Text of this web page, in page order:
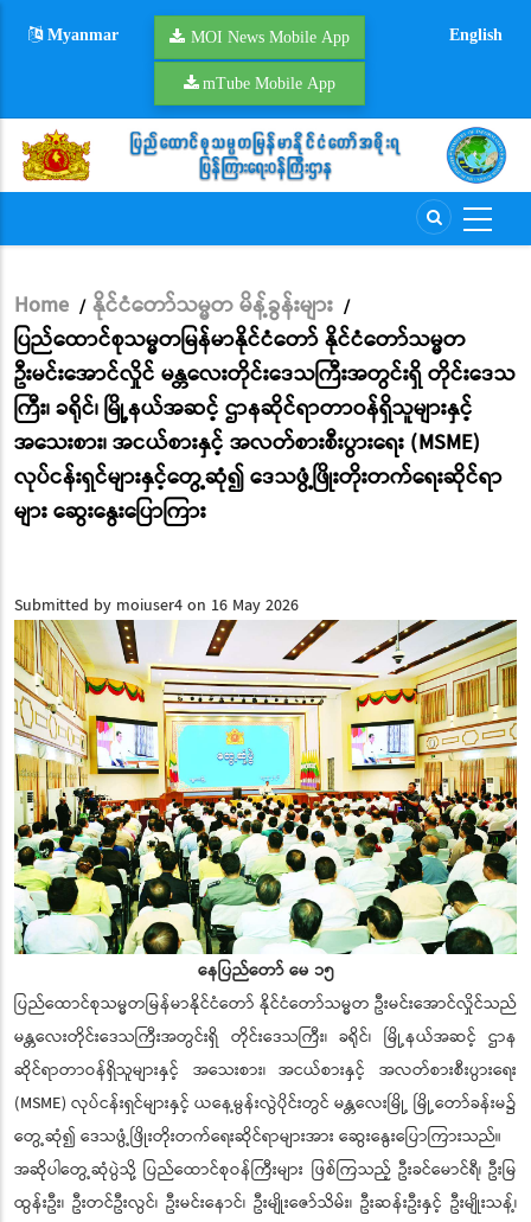
Myanmar MOI News Mobile App
mTube Mobile App
English
Breadcrumb
Home / နိုင်ငံတော်သမ္မတ မိန့်ခွန်းများ /
ပြည်ထောင်စုသမ္မတမြန်မာနိုင်ငံတော် နိုင်ငံတော်သမ္မတ
ဦးမင်းအောင်လှိုင် မန္တလေးတိုင်းဒေသကြီးအတွင်းရှိ တိုင်းဒေသ
ကြီး၊ ခရိုင်၊ မြို့နယ်အဆင့် ဌာနဆိုင်ရာတာဝန်ရှိသူများနှင့်
အသေးစား၊ အငယ်စားနှင့် အလတ်စားစီးပွားရေး (MSME)
လုပ်ငန်းရှင်များနှင့်တွေ့ဆုံ၍ ဒေသဖွံ့ဖြိုးတိုးတက်ရေးဆိုင်ရာ
များ ဆွေးနွေးပြောကြား
Submitted by moiuser4on 16 May 2026
နေပြည်တော် မေ ၁၅
ပြည်ထောင်စုသမ္မတမြန်မာနိုင်ငံတော် နိုင်ငံတော်သမ္မတ ဦးမင်းအောင်လှိုင်သည်
မန္တလေးတိုင်းဒေသကြီးအတွင်းရှိ တိုင်းဒေသကြီး၊ ခရိုင်၊ မြို့နယ်အဆင့် ဌာန
ဆိုင်ရာတာဝန်ရှိသူများနှင့် အသေးစား၊ အငယ်စားနှင့် အလတ်စားစီးပွားရေး
(MSME) လုပ်ငန်းရှင်များနှင့် ယနေ့မွန်းလွဲပိုင်းတွင် မန္တလေးမြို့ မြို့တော်ခန်းမ၌
တွေ့ဆုံ၍ ဒေသဖွံ့ဖြိုးတိုးတက်ရေးဆိုင်ရာများအား ဆွေးနွေးပြောကြားသည်။
အဆိုပါတွေ့ဆုံပွဲသို့ ပြည်ထောင်စုဝန်ကြီးများ ဖြစ်ကြသည့် ဦးခင်မောင်ရီ၊ ဦးမြ
ထွန်းဦး၊ ဦးတင်ဦးလွင်၊ ဦးမင်းနောင်၊ ဦးမျိုးဇော်သိမ်း၊ ဦးဆန်းဦးနှင့် ဦးမျိုးသန့်၊